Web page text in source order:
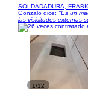
SOLDADADURA,
Gonzalo dice: "Es un
las visicitudes externas
1/12